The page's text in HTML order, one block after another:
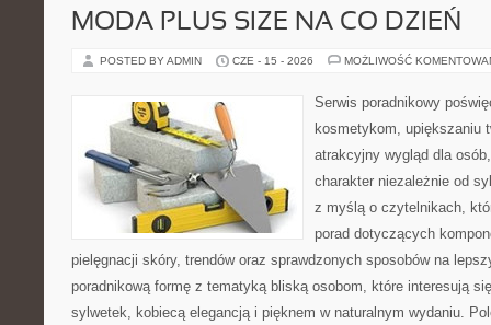
MODA PLUS SIZE NA CO DZIEŃ
POSTED BY ADMIN CZE - 15 - 2026 MOŻLIWOŚĆ
Serwis poradnikowy
kosmetykom, upiększaniu
atrakcyjny wygląd dla
charakter niezależnie od
z myślą o czytelnikach,
porad dotyczących
pielęgnacji skóry, trendów oraz sprawdzonych sposobów na
poradnikową formę z tematyką bliską osobom, które interesują
sylwetek, kobiecą elegancją i pięknem w naturalnym wydaniu.